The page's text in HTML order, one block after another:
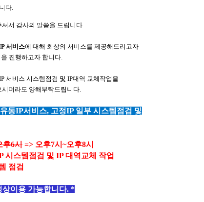
다.
셔서 감사의 말씀을 드립니다.
서비스에 대해 최상의 서비스를 제공해드리고자
진행하고자 합니다.
서비스 시스템점검 및 IP대역 교체작업을
시더라도 양해부탁드립니다.
유동IP서비스, 고정IP 일부 시스템점검 및
후6시 => 오후7시~오후8시
시스템점검 및 IP대역교체 작업
점검​
상이용 가능합니다. *